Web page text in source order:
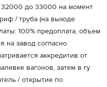
32000 до 33000 на момент
/ труба (на выходе
100% предоплата, объем
на завод согласно
аккредитив от
вагонов, затем в гу
/ открытие по